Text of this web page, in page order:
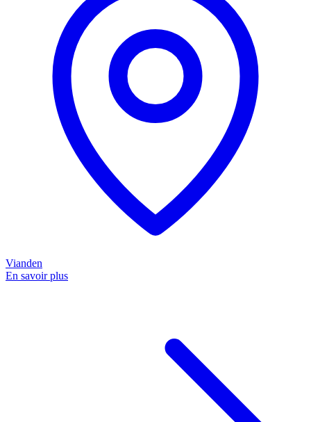
Vianden
En savoir plus